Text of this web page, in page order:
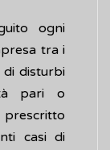
ogni
tra i
di disturbi
pari o
casi di